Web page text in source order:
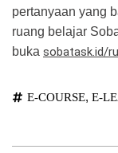
pertanyaan yang
ruang belajar
buka sobatask.id/
E-COURSE, E-